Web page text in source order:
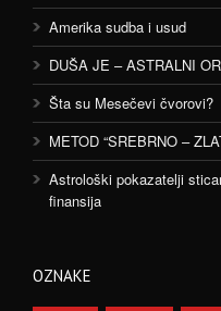
Amerika sudba i usud
DUŠA JE – ASTRALNI
Šta su Mesečevi čvorovi?
METOD “SREBRNO –
Astrološki pokazatelji
finansija
OZNAKE